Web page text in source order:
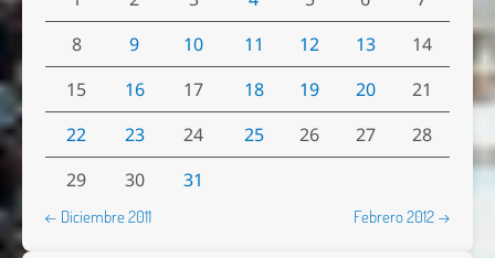
8
9 10 11 12 13
14
15
16 17 18 19 20
21
22
23 24 25 26 27
28
29
30 31
← Diciembre 2011 Febrero 2012 →